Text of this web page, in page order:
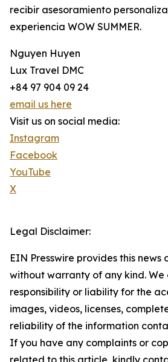
recibir asesoramiento
experiencia WOW SUMMER.
Nguyen Huyen
Lux Travel DMC
+84 97 904 09 24
email us here
Visit us on social media:
Instagram
Facebook
YouTube
X
Legal Disclaimer:
EIN Presswire provides this news
without warranty of any kind.
responsibility or liability for the
images, videos, licenses,
reliability of the information
If you have any complaints or